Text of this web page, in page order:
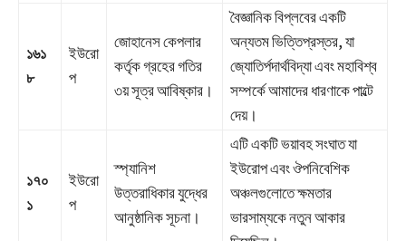
১৬১
৮
ইউরো
প
জোহানেস কেপলার
কর্তৃক গ্রহের গতির
৩য় সূত্র আবিষ্কার।
বৈজ্ঞানিক বিপ্লবের একটি
অন্যতম ভিত্তিপ্রস্তর, যা
জ্যোতির্পদার্থবিদ্যা এবং মহাবিশ্ব
সম্পর্কে আমাদের ধারণাকে পাল্টে
দেয়।
১৭০
১
ইউরো
প
স্প্যানিশ
উত্তরাধিকার যুদ্ধের
আনুষ্ঠানিক সূচনা।
এটি একটি ভয়াবহ সংঘাত যা
ইউরোপ এবং ঔপনিবেশিক
অঞ্চলগুলোতে ক্ষমতার
ভারসাম্যকে নতুন আকার